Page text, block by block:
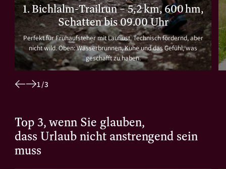
1. Bichlalm-Trailrun – 5,2 km, 600 hm,
Schatten bis 09.00 Uhr
Perfekt für Frühaufsteher mit Lauflust. Technisch fordernd, aber
nicht wild. Oben: Wasserbrunnen, Kühe und das Gefühl, was
geschafft zu haben.
1/3
Top 3, wenn Sie glauben,
dass Urlaub nicht anstrengend sein
muss